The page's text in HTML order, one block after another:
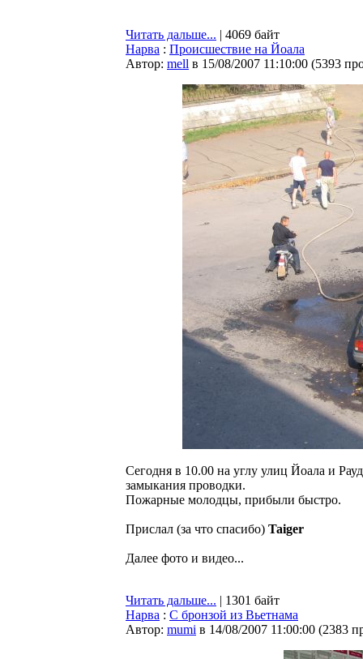
Читать дальше... | 4069 байт
Нарва : Происшествие на Йоала
Автор: mell в 15/08/2007 11:10:00 (5393
Сегодня в 10.00 на углу улиц Йоала и
замыкания проводки.
Пожарные молодцы, прибыли быстро.
Прислал (за что спасибо) Taiger
Далее фото и видео...
Читать дальше... | 1301 байт
Нарва : С бронзой из Вьетнама
Автор: mumi в 14/08/2007 11:00:00 (2383